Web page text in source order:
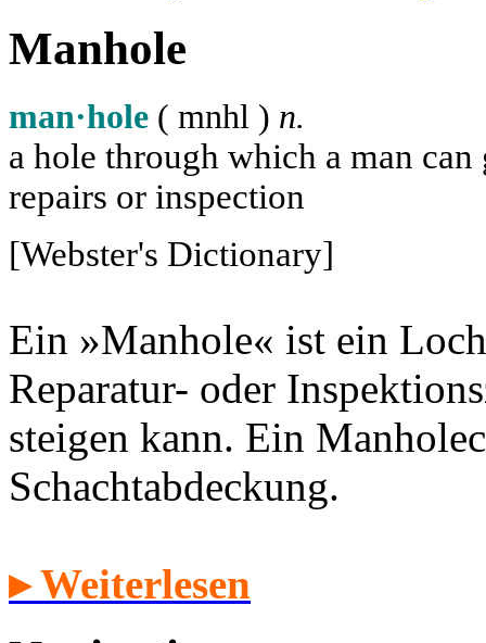
Manhole
man·hole ( mnhl ) n.
a hole through which a man
repairs or inspection
[Webster's Dictionary]
Ein »Manhole« ist ein
Reparatur- oder
steigen kann. Ein
Schachtabdeckung.
▸ Weiterlesen